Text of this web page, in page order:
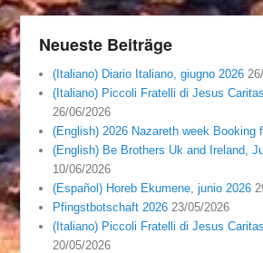
Neueste Beiträge
(Italiano) Diario Italiano, giugno 2026
(Italiano) Piccoli Fratelli di Jesus
26/06/2026
(English) 2026 Nazareth week Booking
(English) Be Brothers Uk and Ireland,
10/06/2026
(Español) Horeb Ekumene, junio 2026
Pfingstbotschaft 2026 23/05/2026
(Italiano) Piccoli Fratelli di Jesus
20/05/2026